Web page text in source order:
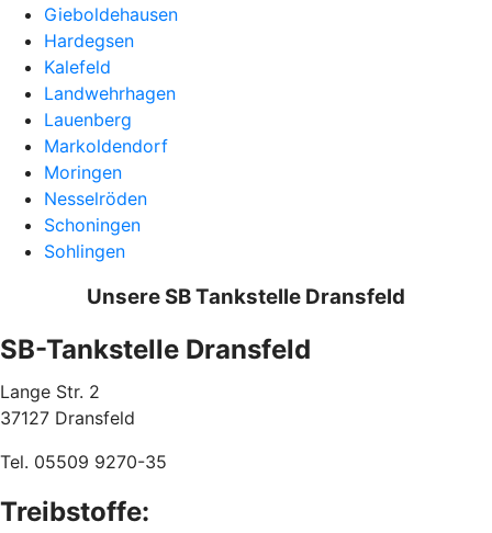
Gieboldehausen
Hardegsen
Kalefeld
Landwehrhagen
Lauenberg
Markoldendorf
Moringen
Nesselröden
Schoningen
Sohlingen
Unsere SB Tankstelle Dransfeld
SB-Tankstelle Dransfeld
Lange Str. 2
37127 Dransfeld
Tel. 05509 9270-35
Treibstoffe: